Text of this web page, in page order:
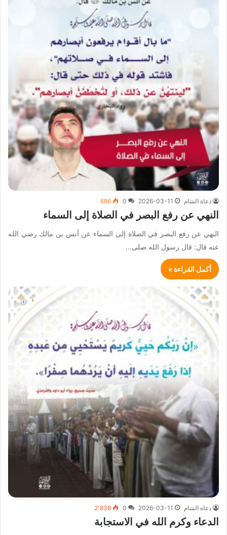
دعاة الشام 2026-03-11
0
686
النهي عن رفع البصر في الصلاة إلى السماء
النهي عن رفع البصر في الصلاة إلى السماء عن أنس بن مالك رضي الله
عنه قال: قال رسول الله صلى…
أكمل القراءة »
دعاة الشام 2026-03-11
0 2٬838
الدعاء وكرم الله في الاستجابة